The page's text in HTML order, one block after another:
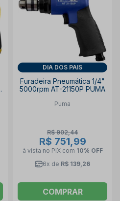
DIA DOS PAIS
Furadeira Pneumática 1/4"
5000rpm AT-21150P PUMA
Puma
R$ 902,44
R$ 751,99
à vista no PIX com 10% OFF
6x de R$ 139,26
COMPRAR